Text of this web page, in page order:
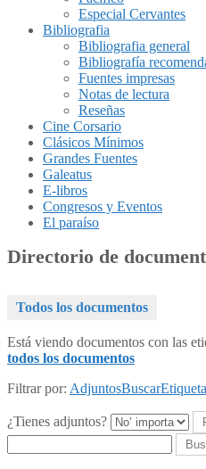
Especial Cervantes
Bibliografia
Bibliografia general
Bibliografía
Fuentes impresas
Notas de lectura
Reseñas
Cine Corsario
Clásicos Mínimos
Grandes Fuentes
Galeatus
E-libros
Congresos y Eventos
El paraíso
Directorio de
Todos los documentos
Está viendo documentos con las
todos los documentos
Filtrar por: AdjuntosBuscarEtiqueta
¿Tienes adjuntos?
Buscar